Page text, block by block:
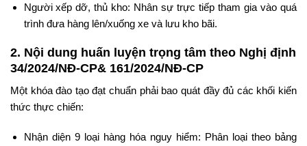
Người xếp dỡ, thủ kho: Nhân sự trực tiếp tham gia vào quá
trình đưa hàng lên/xuống xe và lưu kho bãi.
2. Nội dung huấn luyện trọng tâm theo Nghị định
34/2024/NĐ-CP& 161/2024/NĐ-CP
Một khóa đào tạo đạt chuẩn phải bao quát đầy đủ các khối kiến
thức thực chiến:
Nhận diện 9 loại hàng hóa nguy hiểm: Phân loại theo bảng